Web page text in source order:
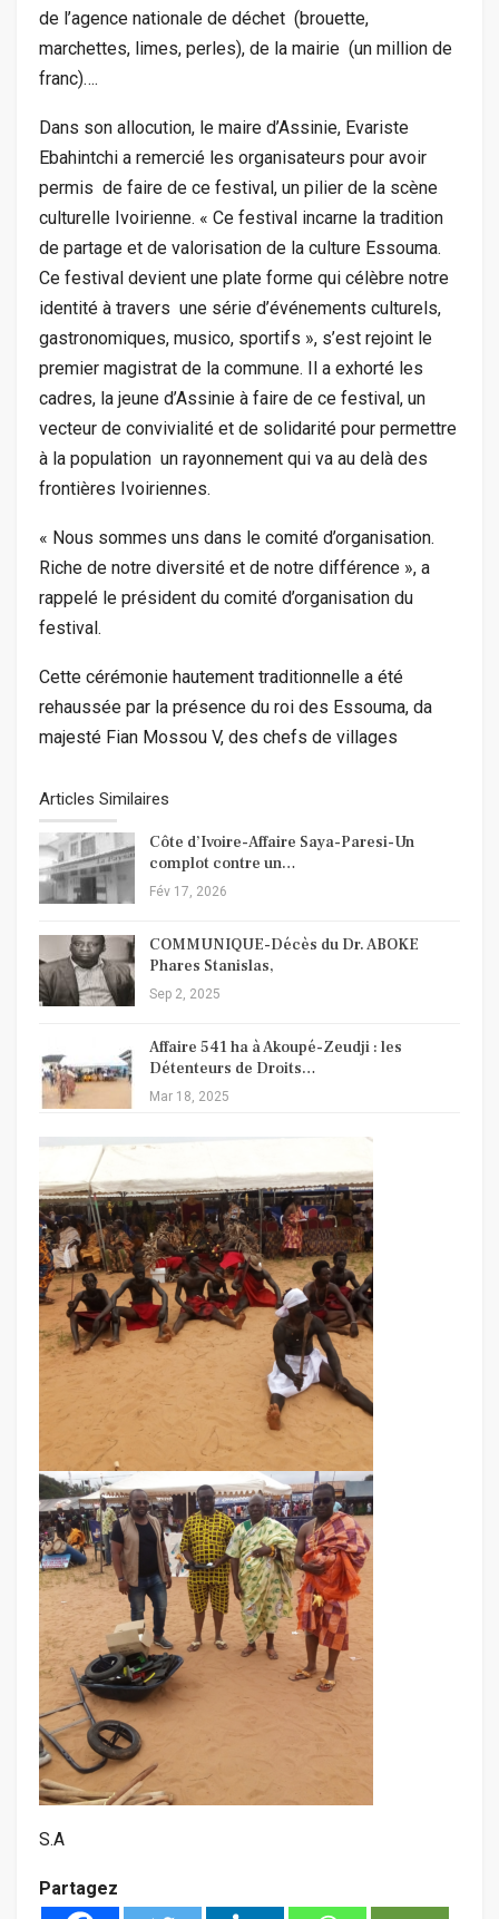
de l’agence nationale de déchet (brouette,
marchettes, limes, perles), de la mairie (un million de
franc)….
Dans son allocution, le maire d’Assinie, Evariste
Ebahintchi a remercié les organisateurs pour avoir
permis de faire de ce festival, un pilier de la scène
culturelle Ivoirienne. « Ce festival incarne la tradition
de partage et de valorisation de la culture Essouma.
Ce festival devient une plate forme qui célèbre notre
identité à travers une série d’événements culturels,
gastronomiques, musico, sportifs », s’est rejoint le
premier magistrat de la commune. Il a exhorté les
cadres, la jeune d’Assinie à faire de ce festival, un
vecteur de convivialité et de solidarité pour permettre
à la population un rayonnement qui va au delà des
frontières Ivoiriennes.
« Nous sommes uns dans le comité d’organisation.
Riche de notre diversité et de notre différence », a
rappelé le président du comité d’organisation du
festival.
Cette cérémonie hautement traditionnelle a été
rehaussée par la présence du roi des Essouma, da
majesté Fian Mossou V, des chefs de villages
Articles Similaires
Côte d’Ivoire-Affaire Saya-Paresi-Un
complot contre un…
Fév 17, 2026
COMMUNIQUE-Décès du Dr. ABOKE
Phares Stanislas,
Sep 2, 2025
Affaire 541 ha à Akoupé-Zeudji : les
Détenteurs de Droits…
Mar 18, 2025
S.A
Partagez